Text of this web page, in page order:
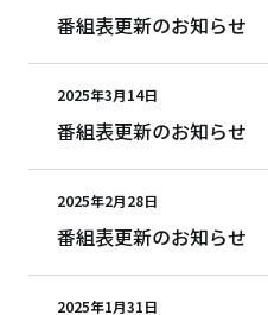
番組表更新のお知らせ
2025年3月14日
番組表更新のお知らせ
2025年2月28日
番組表更新のお知らせ
2025年1月31日